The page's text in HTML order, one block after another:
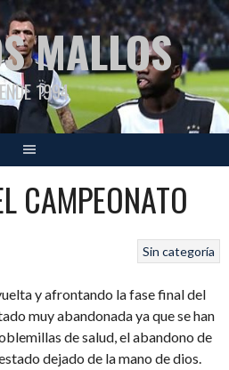
MALLOS
1994
CAMPEONATO
Sin categoría
y afrontando la fase final del
muy abandonada ya que se han
de salud, el abandono de
dejado de la mano de dios.